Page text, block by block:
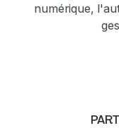
numérique,